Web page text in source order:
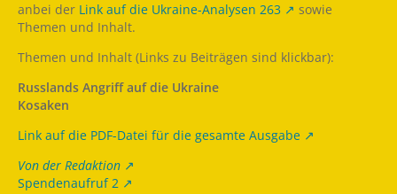
anbei der Link auf die Ukraine-Analysen 263
sowie
Themen und Inhalt.
Themen und Inhalt (Links zu Beiträgen sind klickbar):
Russlands Angriff auf die Ukraine
Kosaken
Link auf die PDF-Datei für die gesamte Ausgabe
Von der Redaktion
Spendenaufruf 2